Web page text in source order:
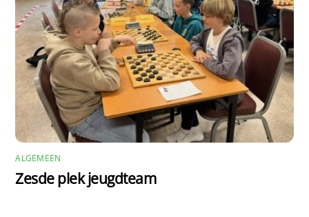
ALGEMEEN
Zesde plek jeugdteam